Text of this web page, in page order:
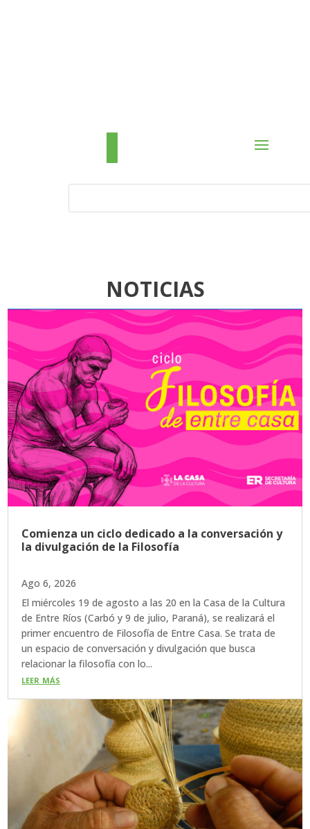
NOTICIAS
Comienza un ciclo dedicado a la conversación y
la divulgación de la Filosofía
Ago 6, 2026
El miércoles 19 de agosto a las 20 en la Casa de la Cultura
de Entre Ríos (Carbó y 9 de julio, Paraná), se realizará el
primer encuentro de Filosofía de Entre Casa. Se trata de
un espacio de conversación y divulgación que busca
relacionar la filosofía con lo...
leer más